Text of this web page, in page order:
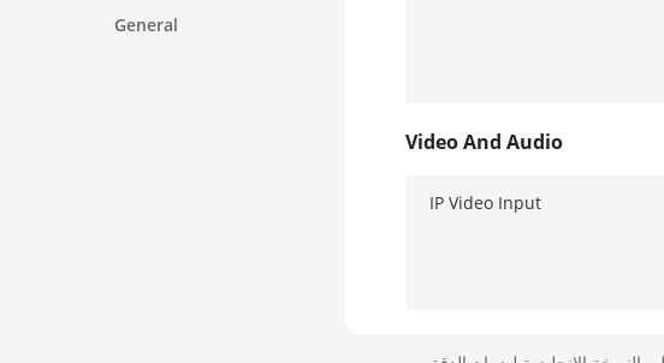
General
Video And Audio
IP Video Input